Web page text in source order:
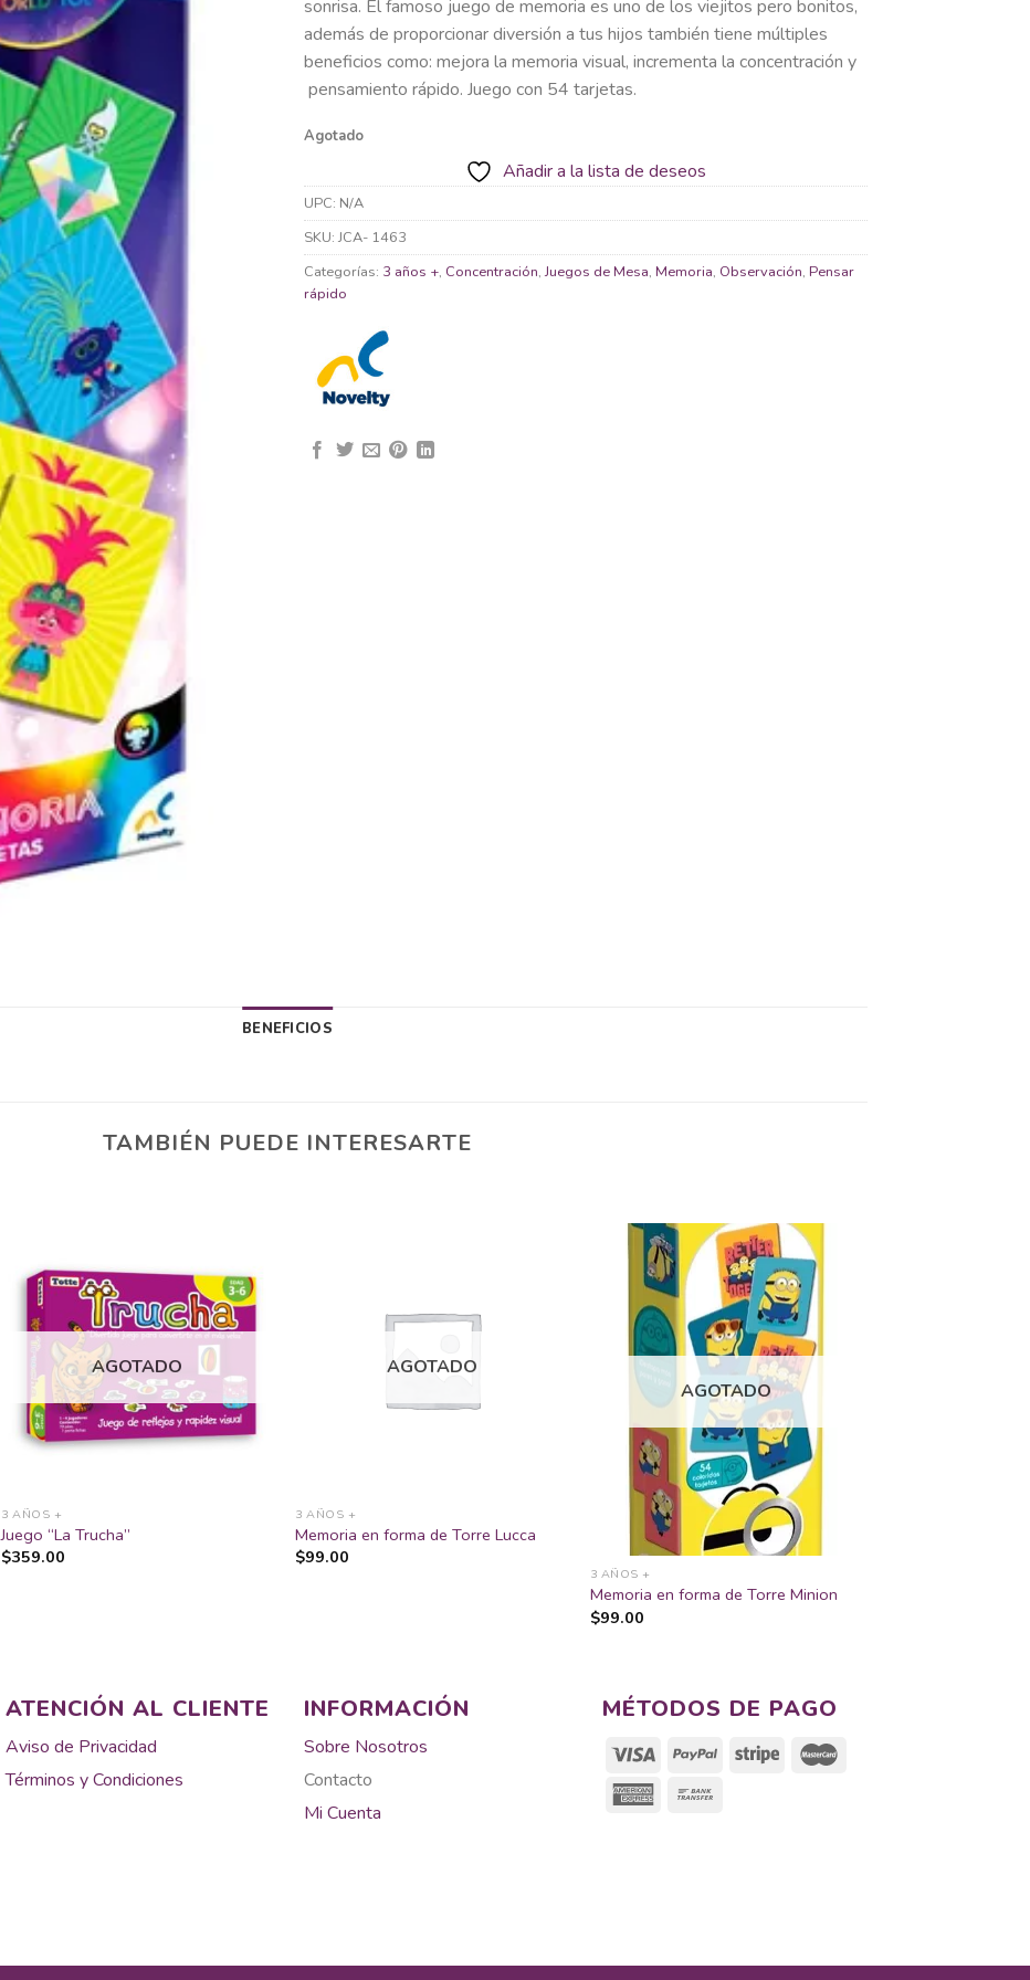
sonrisa. El famoso juego de memoria es uno de los viejitos pero bonitos,
además de proporcionar diversión a tus hijos también tiene múltiples
beneficios como: mejora la memoria visual, incrementa la concentración y
pensamiento rápido. Juego con 54 tarjetas.
Agotado
Añadir a la lista de deseos
UPC: N/A
SKU: JCA- 1463
Categorías: 3 años +, Concentración,Juegos de Mesa, Memoria, Observación, Pensar
rápido
BENEFICIOS
TAMBIÉN PUEDE INTERESARTE
Añadir
a la
deseos
AGOTADO
3 AÑOS +
Juego “La Trucha”
$359.00
AGOTADO
3 AÑOS +
Memoria en forma de Torre Lucca
$99.00
Añadir
a la
lista
AGOTADO
3 AÑOS +
Memoria en forma de Torre Minion
$99.00
ATENCIÓN AL CLIENTE
Aviso de Privacidad
Términos y Condiciones
INFORMACIÓN
Sobre Nosotros
Contacto
Mi Cuenta
MÉTODOS DE PAGO